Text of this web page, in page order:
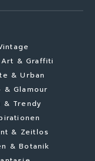
& Graffiti
& Urban
& Glamour
& Trendy
& Zeitlos
& Botanik